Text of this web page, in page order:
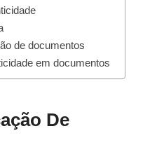
de documentos
em documentos
De